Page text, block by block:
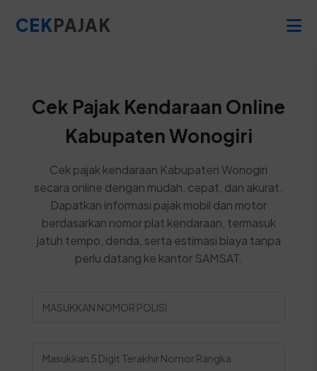
CEKPAJAK
Cek Pajak Kendaraan Online
Kabupaten Wonogiri
Cek pajak kendaraan Kabupaten Wonogiri
secara online dengan mudah, cepat, dan akurat.
Dapatkan informasi pajak mobil dan motor
berdasarkan nomor plat kendaraan, termasuk
jatuh tempo, denda, serta estimasi biaya tanpa
perlu datang ke kantor SAMSAT.